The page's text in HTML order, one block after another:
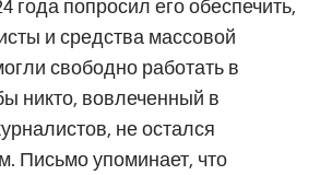
года попросил его обеспечить,
и средства массовой
свободно работать в
никто, вовлеченный в
не остался
Письмо упоминает, что